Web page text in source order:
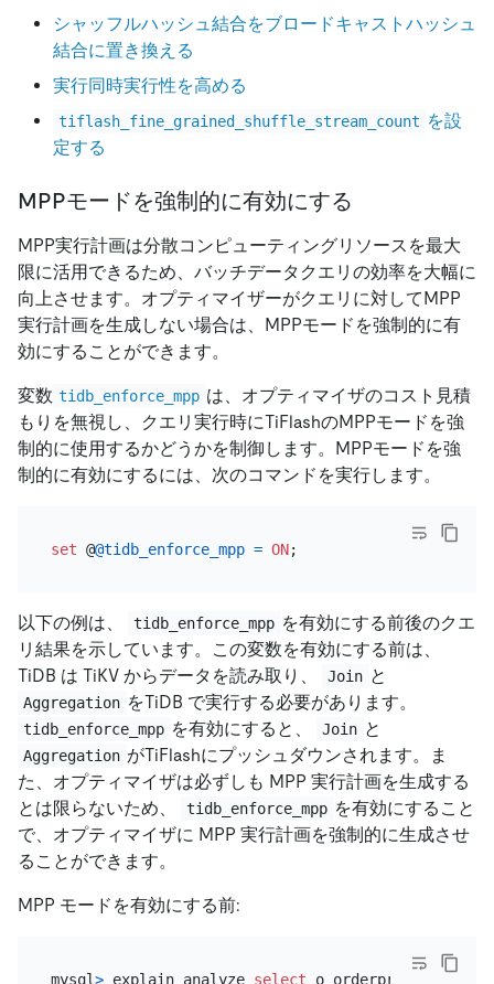
シャッフルハッシュ結合をブロードキャストハッシュ
結合に置き換える
実行同時実行性を高める
tiflash_fine_grained_shuffle_stream_count を設
定する
MPPモードを強制的に有効にする
MPP実行計画は分散コンピューティングリソースを最大
限に活用できるため、バッチデータクエリの効率を大幅に
向上させます。オプティマイザーがクエリに対してMPP
実行計画を生成しない場合は、MPPモードを強制的に有
効にすることができます。
変数 tidb_enforce_mpp は、オプティマイザのコスト見積
もりを無視し、クエリ実行時にTiFlashのMPPモードを強
制的に使用するかどうかを制御します。MPPモードを強
制的に有効にするには、次のコマンドを実行します。
set @@tidb_enforce_mpp = ON
以下の例は、 tidb_enforce_mpp を有効にする前後のクエ
リ結果を示しています。この変数を有効にする前は、
TiDB は TiKV からデータを読み取り、
Join と
Aggregation をTiDB で実行する必要があります。
tidb_enforce_mpp を有効にすると、 Join と
Aggregation がTiFlashにプッシュダウンされます。ま
た、オプティマイザは必ずしも MPP 実行計画を生成する
とは限らないため、
tidb_enforce_mpp を有効にすること
で、オプティマイザに MPP 実行計画を強制的に生成させ
ることができます。
MPP モードを有効にする前:
mysql> explain analyze select o_orderpriority,